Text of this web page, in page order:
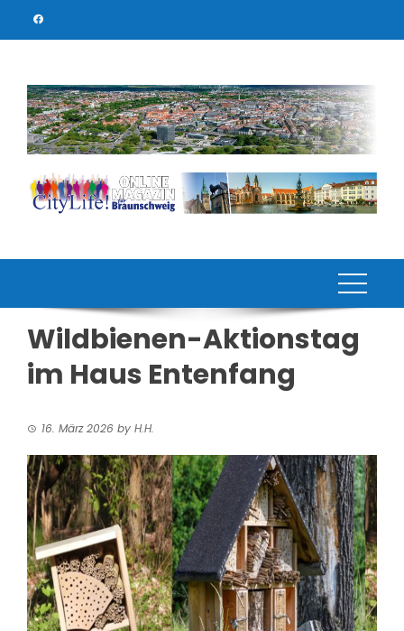
Wildbienen-Aktionstag
im Haus Entenfang
16. März 2026 by H.H.